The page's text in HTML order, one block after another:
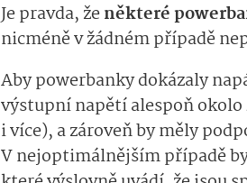
Je pravda, ženěkteré
nicméně v žádném případě
Aby powerbanky dokázaly
výstupní napětí alespoň okolo
i více), a zároveň by měly
V nejoptimálnějším případě